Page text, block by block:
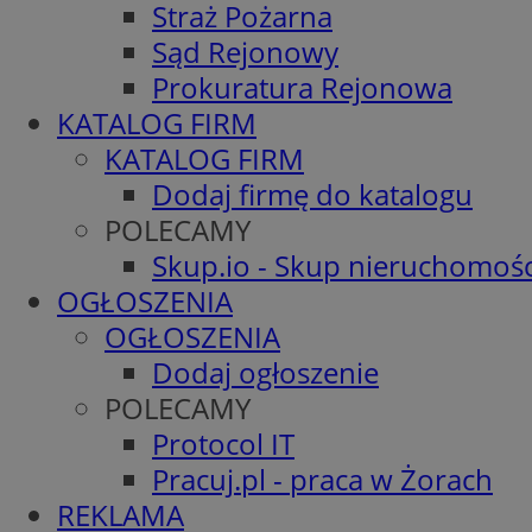
Straż Pożarna
Sąd Rejonowy
Prokuratura Rejonowa
KATALOG FIRM
KATALOG FIRM
Dodaj firmę do katalogu
POLECAMY
Skup.io - Skup
OGŁOSZENIA
OGŁOSZENIA
Dodaj ogłoszenie
POLECAMY
Protocol IT
Pracuj.pl - praca w Żorach
REKLAMA